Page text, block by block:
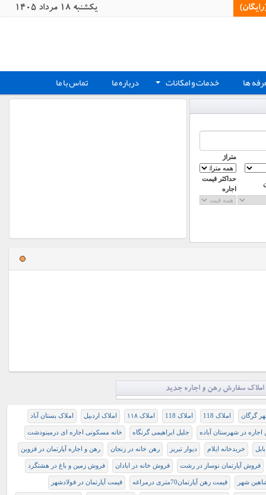
يکشنبه 18 مرداد 1405
ها + خدمات و امکانات درباره ما تماس با ما
متراژ
حداکثر قیمت
اجاره
املاک سفارش رهن و اجاره جدید
گرگان املاک 118 املاک 118 املاک ۱۱۸ املاک اردبیل املاک بستان آباد
در شهرستان آباده جلیل ابراهیمی گرنگاه خانه مسکونی اجاره ای درمینودشت
خریدخانه ایلام دیوار تبریز رهن خانه در زنجان رهن و اجاره آپارتمان در قزوین
فروش آپارتمان نوساز در رشت فروش خانه در ابادان فروش زمین و باغ در هشتگرد
شهر قيمت رهن آپارتمان70متری درمراغه قیمت آپارتمان در فولادشهر